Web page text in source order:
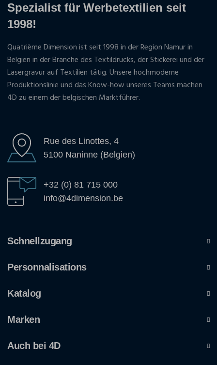
Spezialist für Werbetextilien seit
1998!
Quatrième Dimension ist seit 1998 in der Region Namur in
Belgien in der Branche des Textildrucks, der Stickerei und der
Lasergravur auf Textilien tätig. Unsere hochmoderne
Produktionslinie und das Know-how unseres Teams machen
4D zu einem der belgischen Marktführer.
Rue des Linottes, 4
5100 Naninne (Belgien)
+32 (0) 81 715 000
info@4dimension.be
Schnellzugang
Personnalisations
Katalog
Marken
Auch bei 4D